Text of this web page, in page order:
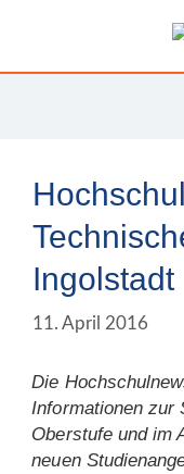
Ingolstadt
11. April 2016
Die
Informationen zur
Oberstufe und im
neuen